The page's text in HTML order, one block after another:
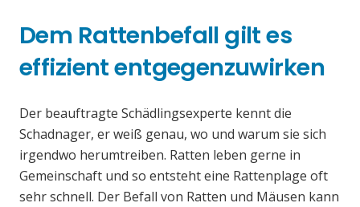
Dem Rattenbefall gilt es
effizient entgegenzuwirken
Der beauftragte Schädlingsexperte kennt die
Schadnager, er weiß genau, wo und warum sie sich
irgendwo herumtreiben. Ratten leben gerne in
Gemeinschaft und so entsteht eine Rattenplage oft
sehr schnell. Der Befall von Ratten und Mäusen kann